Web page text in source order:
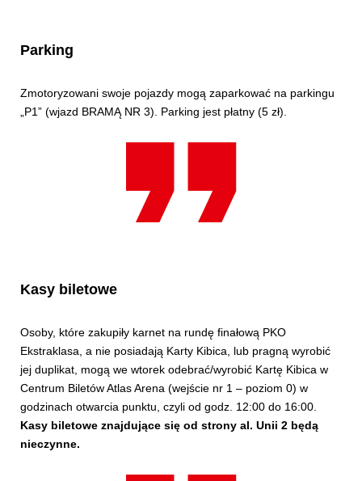
Parking
Zmotoryzowani swoje pojazdy mogą zaparkować na parkingu
„P1” (wjazd BRAMĄ NR 3). Parking jest płatny (5 zł).
Kasy biletowe
Osoby, które zakupiły karnet na rundę finałową PKO
Ekstraklasa, a nie posiadają Karty Kibica, lub pragną wyrobić
jej duplikat, mogą we wtorek odebrać/wyrobić Kartę Kibica w
Centrum Biletów Atlas Arena (wejście nr 1 – poziom 0) w
godzinach otwarcia punktu, czyli od godz. 12:00 do 16:00.
Kasy biletowe znajdujące się od strony al. Unii 2 będą
nieczynne.